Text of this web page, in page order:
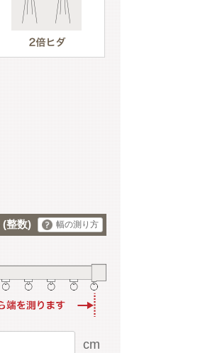
(整数) 幅の測り方
cm